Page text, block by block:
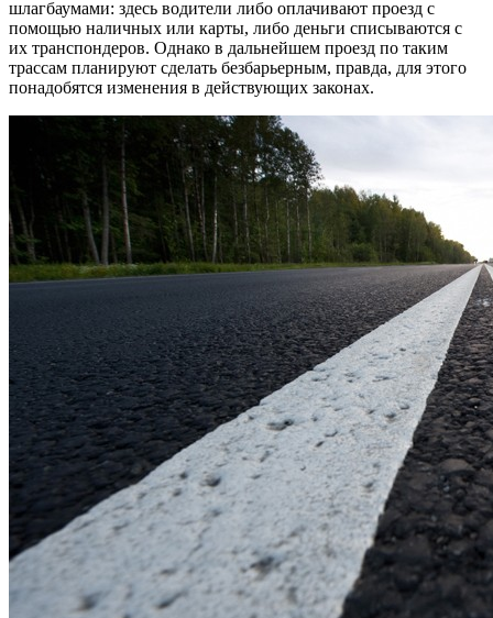
шлагбаумами: здесь водители либо оплачивают проезд с
помощью наличных или карты, либо деньги списываются с
их транспондеров. Однако в дальнейшем проезд по таким
трассам планируют сделать безбарьерным, правда, для этого
понадобятся изменения в действующих законах.